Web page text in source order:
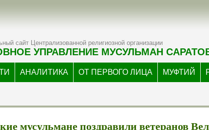
сайт Централизованной религиозной организации
УПРАВЛЕНИЕ МУСУЛЬМАН
АНАЛИТИКА ОТ ПЕРВОГО ЛИЦА МУФТИЙ
мусульмане поздравили ветеранов